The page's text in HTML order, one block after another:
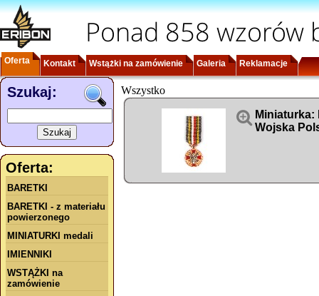
Ponad 858 wzorów
Oferta Kontakt Wstążki na zamówienie Galeria Reklamacje
Szukaj:
Oferta:
BARETKI
BARETKI - z materiału
powierzonego
MINIATURKI medali
IMIENNIKI
WSTĄŻKI na
zamówienie
Wszystko
 Miniaturka:
Wojska